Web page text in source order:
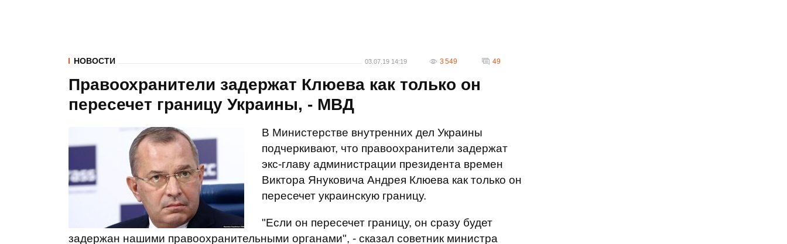
НОВОСТИ 03.07.19 14:19 3 549 49
Правоохранители задержат Клюева как только он
пересечет границу Украины, - МВД
В Министерстве внутренних дел Украины
подчеркивают, что правоохранители задержат
экс-главу администрации президента времен
Виктора Януковича Андрея Клюева как только он
пересечет украинскую границу.
"Если он пересечет границу, он сразу будет
задержан нашими правоохранительными органами", - сказал советник министра